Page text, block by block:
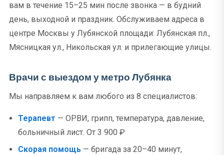
вам в течение 15–25 мин после звонка — в будний
день, выходной и праздник. Обслуживаем адреса в
центре Москвы у Лубянской площади: Лубянская пл.,
Мясницкая ул., Никольская ул. и прилегающие улицы.
Врачи с выездом у метро Лубянка
Мы направляем к вам любого из 8 специалистов:
Терапевт — ОРВИ, грипп, температура, давление,
больничный лист. От 3 900 ₽
Скорая помощь — бригада за 20–40 минут,